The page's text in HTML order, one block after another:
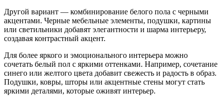
Другой вариант — комбинирование белого пола с черными
акцентами. Черные мебельные элементы, подушки, картины
или светильники добавят элегантности и шарма интерьеру,
создавая контрастный акцент.
Для более яркого и эмоционального интерьера можно
сочетать белый пол с яркими оттенками. Например, сочетание
синего или желтого цвета добавит свежесть и радость в образ.
Подушки, ковры, шторы или акцентные стены могут стать
яркими деталями, которые оживят интерьер.